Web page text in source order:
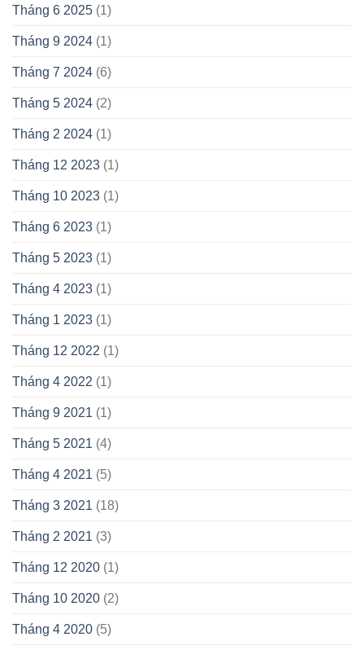
Tháng 6 2025 (1)
Tháng 9 2024 (1)
Tháng 7 2024 (6)
Tháng 5 2024 (2)
Tháng 2 2024 (1)
Tháng 12 2023 (1)
Tháng 10 2023 (1)
Tháng 6 2023 (1)
Tháng 5 2023 (1)
Tháng 4 2023 (1)
Tháng 1 2023 (1)
Tháng 12 2022 (1)
Tháng 4 2022 (1)
Tháng 9 2021 (1)
Tháng 5 2021 (4)
Tháng 4 2021 (5)
Tháng 3 2021 (18)
Tháng 2 2021 (3)
Tháng 12 2020 (1)
Tháng 10 2020 (2)
Tháng 4 2020 (5)